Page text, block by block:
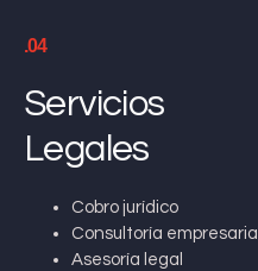
.04
Servicios
Legales
Cobro jurídico
Consultoría empresarial
Asesoría legal